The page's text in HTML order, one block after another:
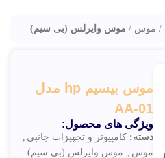
موس موس وایرلس (بی سیم)
موس بیسیم hp مدل
AA-01
ویژگی های محصول:
دسته: کامپیوتر و تجهیزات جانبی ,
موس , موس وایرلس (بی سیم)